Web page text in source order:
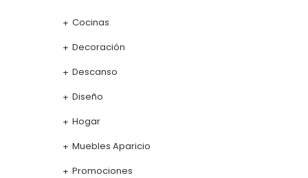
Cocinas
Decoración
Descanso
Diseño
Hogar
Muebles Aparicio
Promociones